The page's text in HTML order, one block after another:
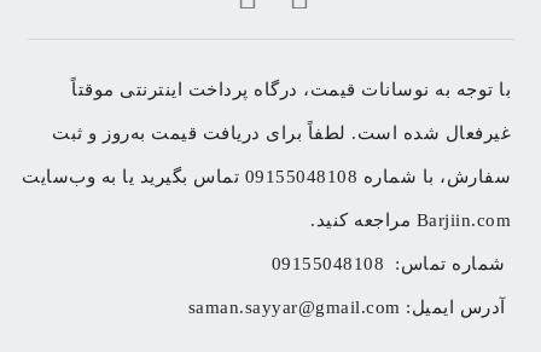
Barjiin.com مراجعه کنید.
شماره تماس: 09155048108
آدرس ایمیل: saman.sayyar@gmail.com